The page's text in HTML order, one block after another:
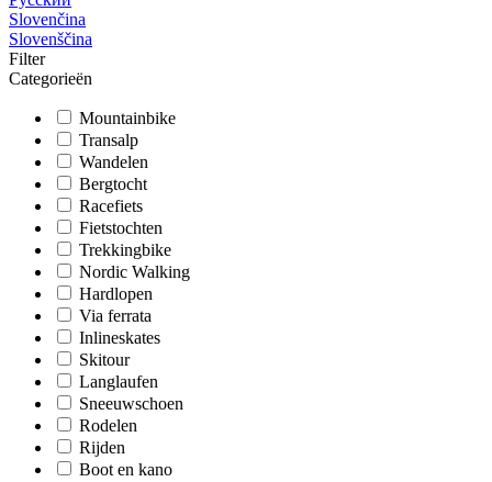
Slovenčina
Slovenščina
Filter
Categorieën
Mountainbike
Transalp
Wandelen
Bergtocht
Racefiets
Fietstochten
Trekkingbike
Nordic Walking
Hardlopen
Via ferrata
Inlineskates
Skitour
Langlaufen
Sneeuwschoen
Rodelen
Rijden
Boot en kano